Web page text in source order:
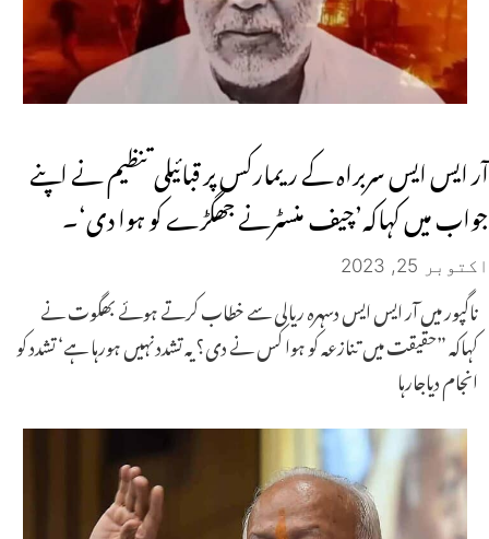
آر ایس ایس سربراہ کے ریمارکس پر قبائیلی تنظیم نے اپنے
جواب میں کہاکہ’چیف منسٹرنے جھگڑے کو ہوا دی‘۔
اکتوبر 25, 2023
ناگپور میں آر ایس ایس دسہرہ ریالی سے خطاب کرتے ہوئے بھگوت نے
کہاکہ ”حقیقت میں تنازعہ کو ہوا کس نے دی؟یہ تشدد نہیں ہورہا ہے‘ تشدد کو
انجام دیاجارہا